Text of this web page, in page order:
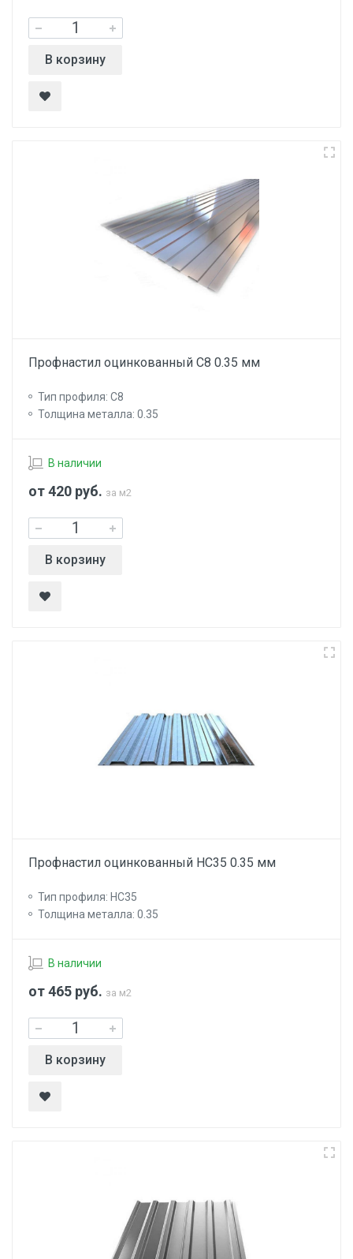
В корзину
Профнастил оцинкованный С8 0.35 мм
Тип профиля: С8
Толщина металла: 0.35
В наличии
от 420 руб. за м2
В корзину
Профнастил оцинкованный НС35 0.35 мм
Тип профиля: НС35
Толщина металла: 0.35
В наличии
от 465 руб. за м2
В корзину